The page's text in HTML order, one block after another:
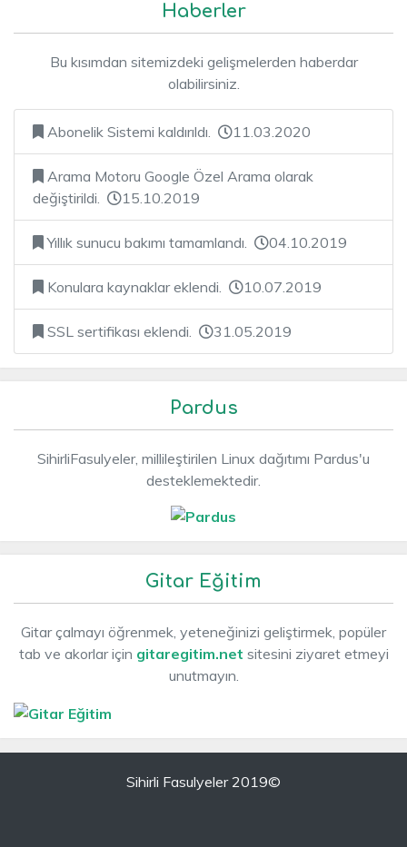
Haberler
Bu kısımdan sitemizdeki gelişmelerden haberdar
olabilirsiniz.
Abonelik Sistemi kaldırıldı. 11.03.2020
Arama Motoru Google Özel Arama olarak
değiştirildi.
15.10.2019
Yıllık sunucu bakımı tamamlandı. 04.10.2019
Konulara kaynaklar eklendi. 10.07.2019
SSL sertifikası eklendi. 31.05.2019
Pardus
SihirliFasulyeler, millileştirilen Linux dağıtımı Pardus'u
desteklemektedir.
Gitar Eğitim
Gitar çalmayı öğrenmek, yeteneğinizi geliştirmek, popüler
tab ve akorlar için gitaregitim.net sitesini ziyaret etmeyi
unutmayın.
Sihirli Fasulyeler 2019©